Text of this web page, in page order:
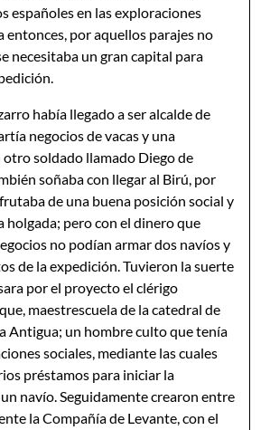
españoles en las exploraciones
entonces, por aquellos parajes no
necesitaba un gran capital para
había llegado a ser alcalde de
negocios de vacas y una
otro soldado llamado Diego de
soñaba con llegar al Birú, por
de una buena posición social y
holgada; pero con el dinero que
no podían armar dos navíos y
de la expedición. Tuvieron la suerte
por el proyecto el clérigo
maestrescuela de la catedral de
Antigua; un hombre culto que tenía
sociales, mediante las cuales
préstamos para iniciar la
navío. Seguidamente crearon entre
la Compañía de Levante, con el